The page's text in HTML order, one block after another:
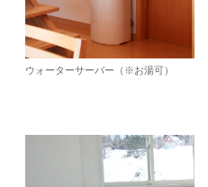
ウォーターサーバー（※お湯可）